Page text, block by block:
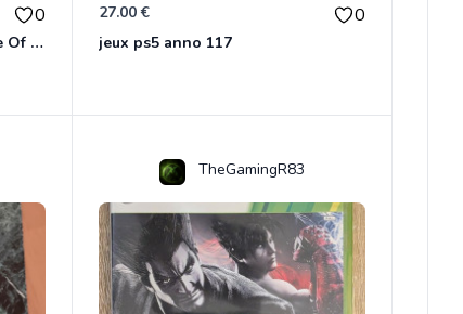
0
Red Dead Redemption - Game Of The Year Xbox 360
27.00 € 0
jeux ps5 anno 117
TheGamingR83